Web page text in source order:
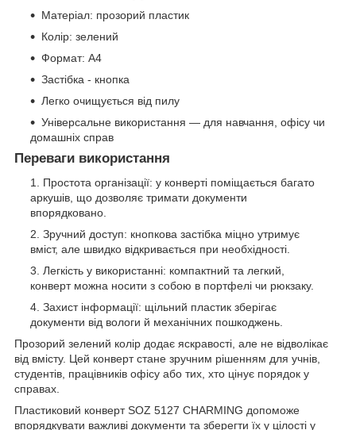
Матеріал: прозорий пластик
Колір: зелений
Формат: A4
Застібка - кнопка
Легко очищується від пилу
Універсальне використання — для навчання, офісу чи
домашніх справ
Переваги використання
Простота організації: у конверті поміщається багато
аркушів, що дозволяє тримати документи
впорядковано.
Зручний доступ: кнопкова застібка міцно утримує
вміст, але швидко відкривається при необхідності.
Легкість у використанні: компактний та легкий,
конверт можна носити з собою в портфелі чи рюкзаку.
Захист інформації: щільний пластик зберігає
документи від вологи й механічних пошкоджень.
Прозорий зелений колір додає яскравості, але не відволікає
від вмісту. Цей конверт стане зручним рішенням для учнів,
студентів, працівників офісу або тих, хто цінує порядок у
справах.
Пластиковий конверт SOZ 5127 CHARMING допоможе
впорядкувати важливі документи та зберегти їх у цілості у